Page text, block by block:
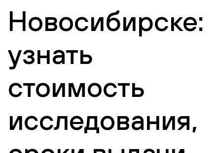
Новосибирске:
узнать
стоимость
исследования,